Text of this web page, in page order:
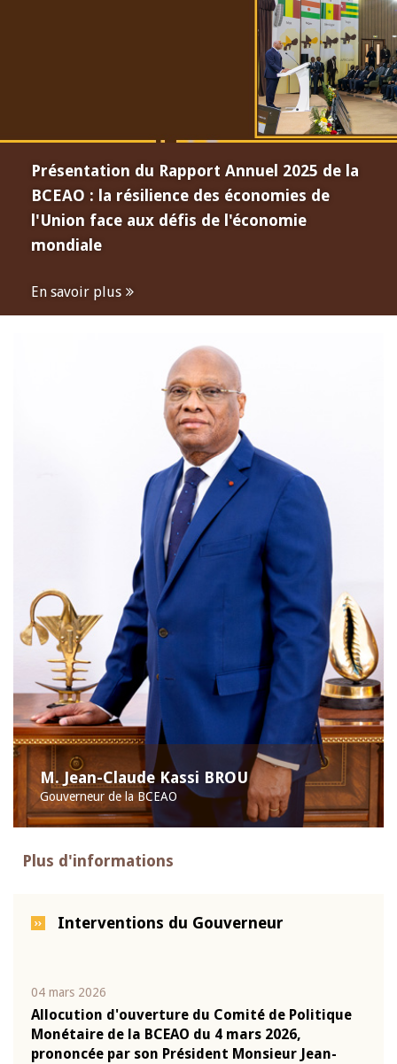
Présentation du Rapport Annuel 2025 de la
BCEAO : la résilience des économies de
l'Union face aux défis de l'économie
mondiale
En savoir plus
M. Jean-Claude Kassi BROU
Gouverneur de la BCEAO
Plus d'informations
Interventions du Gouverneur
04 mars 2026
Allocution d'ouverture du Comité de Politique
Monétaire de la BCEAO du 4 mars 2026,
prononcée par son Président Monsieur Jean-